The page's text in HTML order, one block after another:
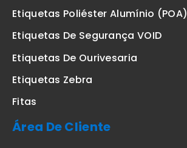
Etiquetas Poliéster Alumínio (POA)
Etiquetas De Segurança VOID
Etiquetas De Ourivesaria
Etiquetas Zebra
Fitas
Área De Cliente